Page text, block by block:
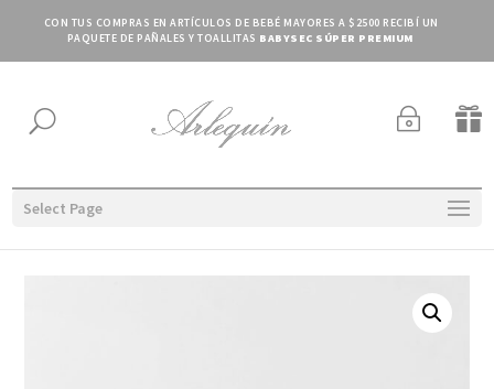
CON TUS COMPRAS EN ARTÍCULOS DE BEBÉ MAYORES A $2500 RECIBÍ UN
PAQUETE DE PAÑALES Y TOALLITAS BABYSEC SÚPER PREMIUM
U ~ 
Select Page